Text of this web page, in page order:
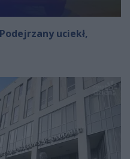
uciekł,